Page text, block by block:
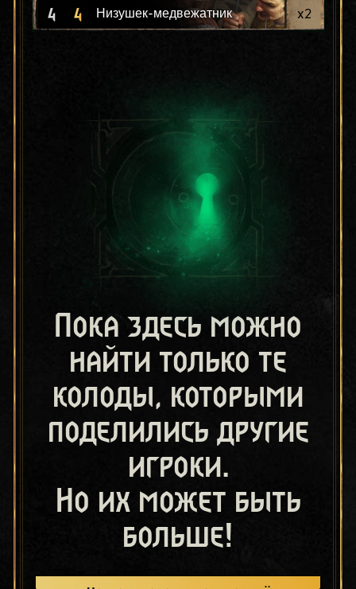
4 4 Низушек-медвежатник x2
Пока здесь можно
найти только те
колоды, которыми
поделились другие
игроки.
Но их может быть
больше!